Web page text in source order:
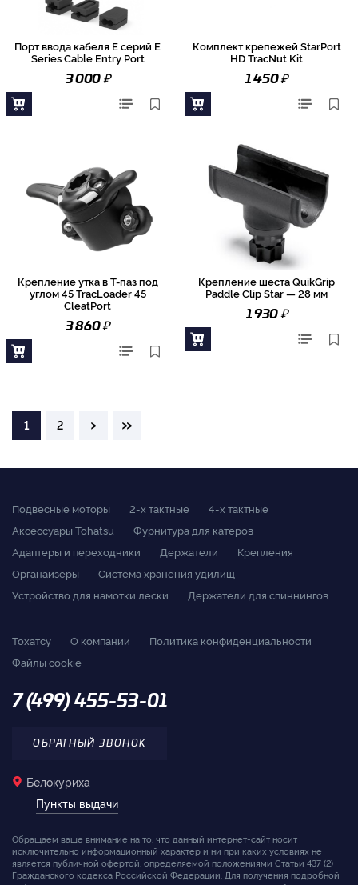
Порт ввода кабеля E серий E
Series Cable Entry Port
3 000₽
Комплект крепежей StarPort
HD TracNut Kit
1 450₽
Крепление утка в Т-паз под
углом 45 TracLoader 45
CleatPort
3 860₽
Крепление шеста QuikGrip
Paddle Clip Star — 28 мм
1 930₽
1 2 › »
Подвесные моторы 2-x тактные
4-x тактные
Аксессуары Tohatsu
Фурнитура для катеров
Адаптеры и переходники
Держатели
Крепления
Органайзеры
Система хранения удилищ
Устройство для намотки лески
Держатели для спиннингов
Тохатсу О компании
Политика конфиденциальности
Файлы cookie
7 (499) 455-53-01
ОБРАТНЫЙ ЗВОНОК
Белокуриха
Пункты выдачи
Обращаем ваше внимание на то, что данный интернет-сайт носит
исключительно информационный характер и ни при каких условиях не
является публичной офертой, определяемой положениями Статьи 437 (2)
Гражданского кодекса Российской Федерации. Для получения подробной